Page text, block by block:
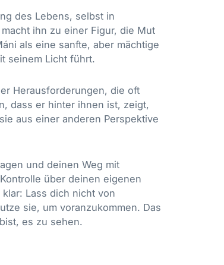
des Lebens, selbst in
ihn zu einer Figur, die Mut
als eine sanfte, aber mächtige
seinem Licht führt.
Herausforderungen, die oft
dass er hinter ihnen ist, zeigt,
aus einer anderen Perspektive
und deinen Weg mit
über deinen eigenen
Lass dich nicht von
sie, um voranzukommen. Das
es zu sehen.